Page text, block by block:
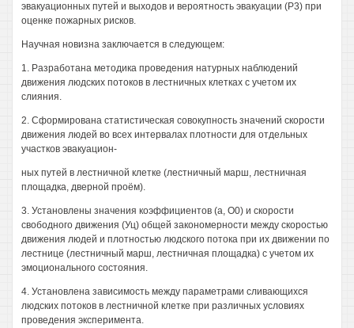
эвакуационных путей и выходов и вероятность эвакуации (Р3) при
оценке пожарных рисков.
Научная новизна заключается в следующем:
1. Разработана методика проведения натурных наблюдений
движения людских потоков в лестничных клетках с учетом их
слияния.
2. Сформирована статистическая совокупность значений скорости
движения людей во всех интервалах плотности для отдельных
участков эвакуацион-
ных путей в лестничной клетке (лестничный марш, лестничная
площадка, дверной проём).
3. Установлены значения коэффициентов (а, О0) и скорости
свободного движения (Уц) общей закономерности между скоростью
движения людей и плотностью людского потока при их движении по
лестнице (лестничный марш, лестничная площадка) с учетом их
эмоционального состояния.
4. Установлена зависимость между параметрами сливающихся
людских потоков в лестничной клетке при различных условиях
проведения эксперимента.